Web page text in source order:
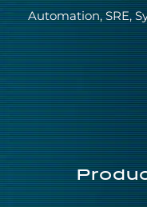
Automation, SRE,